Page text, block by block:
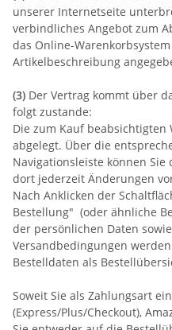
unserer Internetseite
verbindliches Angebot zum
das Online-
Artikelbeschreibung
(3) Der Vertrag kommt über
folgt zustande:
Die zum Kauf
abgelegt. Über die
Navigationsleiste können
dort jederzeit Änderungen
Nach Anklicken der
Bestellung" (oder ähnliche
der persönlichen Daten
Versandbedingungen
Bestelldaten als
Soweit Sie als Zahlungsart
(Express/Plus/Checkout),